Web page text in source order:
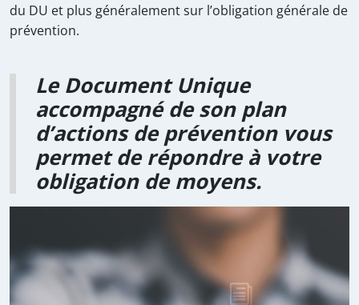
du DU et plus généralement sur l’obligation générale de
prévention.
Le Document Unique
accompagné de son plan
d’actions de prévention vous
permet de répondre à votre
obligation de moyens.